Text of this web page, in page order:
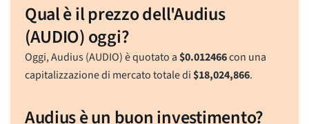
Qual è il prezzo dell'Audius
(AUDIO) oggi?
Oggi, Audius (AUDIO) è quotato a$0.012466con una
capitalizzazione di mercato totale di$18,024,866.
Audius è un buon investimento?